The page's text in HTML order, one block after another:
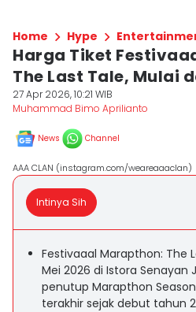
Home Hype
Harga Tiket
The Last Tale, Mulai
27 Apr 2026, 10:21 WIB
Muhammad Bimo Aprilianto
News Channel
AAA CLAN (instagram.com/weareaaaclan)
Intinya Sih
Festivaaal Marapthon: The
Mei 2026 di Istora Senayan
penutup Marapthon
terakhir sejak debut tahun